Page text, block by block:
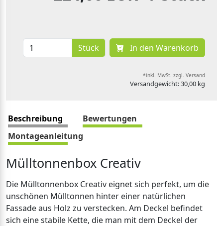
Stück In den Warenkorb
*inkl. MwSt. zzgl. Versand
Versandgewicht: 30,00 kg
Beschreibung
Bewertungen
Montageanleitung
Mülltonnenbox Creativ
Die Mülltonnenbox Creativ eignet sich perfekt, um die
unschönen Mülltonnen hinter einer natürlichen
Fassade aus Holz zu verstecken. Am Deckel befindet
sich eine stabile Kette, die man mit dem Deckel der